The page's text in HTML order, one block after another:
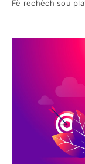
Fè rechèch sou